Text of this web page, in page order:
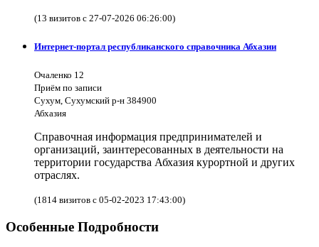
(13 визитов с 27-07-2026 06:26:00)
Интернет-портал республиканского справочника Абхазии
Очаленко 12
Приём по записи
Сухум, Сухумский р-н 384900
Абхазия
Справочная информация предпринимателей и
организаций, заинтересованных в деятельности на
территории государства Абхазия курортной и других
отраслях.
(1814 визитов с 05-02-2023 17:43:00)
Особенные Подробности